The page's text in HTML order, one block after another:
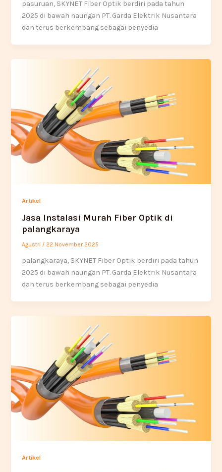
pasuruan, SKYNET Fiber Optik berdiri pada tahun
2025 di bawah naungan PT. Garda Elektrik Nusantara
dan terus berkembang sebagai penyedia
Artikel
Jasa Instalasi Murah Fiber Optik di
palangkaraya
Agustri / 22 November 2025
palangkaraya, SKYNET Fiber Optik berdiri pada tahun
2025 di bawah naungan PT. Garda Elektrik Nusantara
dan terus berkembang sebagai penyedia
Artikel